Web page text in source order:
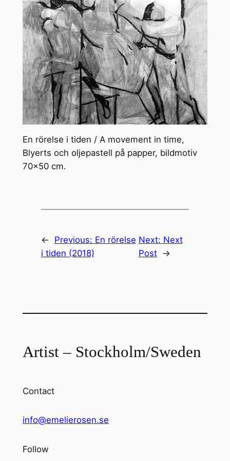
En rörelse i tiden / A movement in time,
Blyerts och oljepastell på papper, bildmotiv
70×50 cm.
← Previous: En rörelse
i tiden (2018)
Next: Next
Post
→
Artist – Stockholm/Sweden
Contact
info@emelierosen.se
Follow